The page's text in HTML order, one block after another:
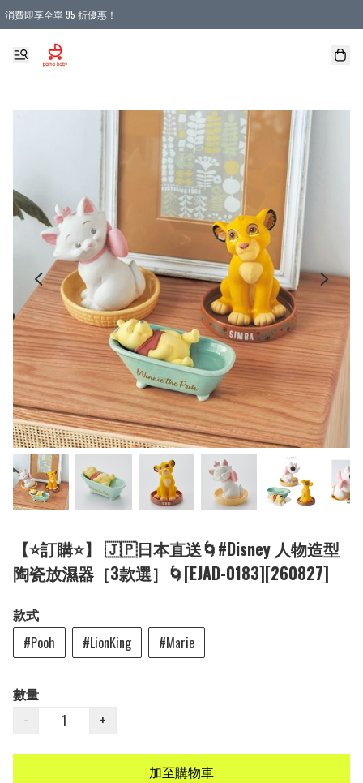
消費即享全單 95 折優惠！
購物滿 HKD 900.00即享免運費優惠！（適用於 本地送貨、本地取貨 )
【⭐訂購⭐】 🇯🇵日本直送🌀#Disney 人物造型
陶瓷放濕器［3款選］🌀[EJAD-0183][260827]
款式
#Pooh
#LionKing #Marie
數量
−
+
加至購物車